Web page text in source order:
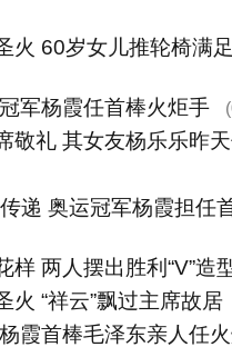
火 60岁女儿推轮椅满
军杨霞任首棒火炬手
敬礼 其女友杨乐乐昨
递 奥运冠军杨霞担任
样 两人摆出胜利“V”造
火 “祥云”飘过主席故居
霞首棒毛泽东亲人任